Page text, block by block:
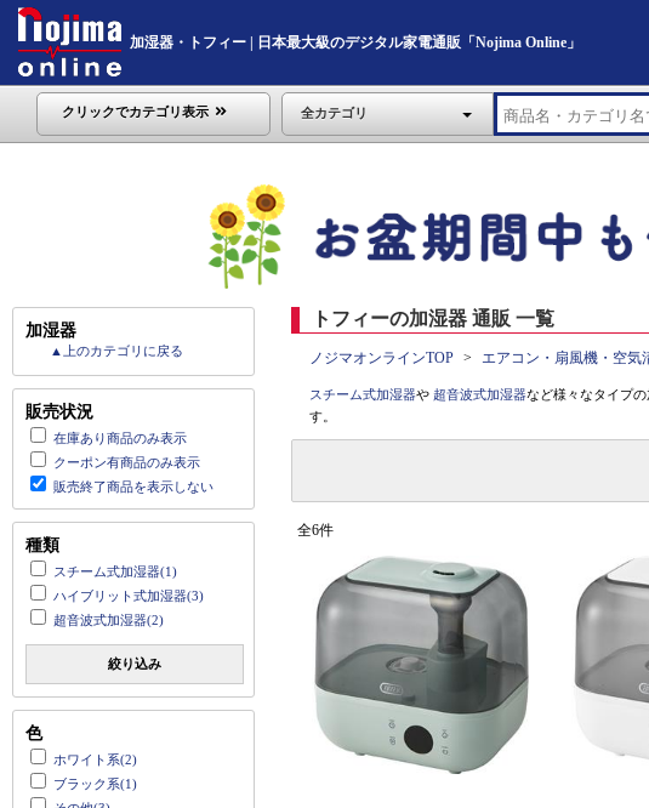
加湿器・トフィー | 日本最大級のデジタル家電通販「Nojima Online」
クリックでカテゴリ表示 全カテゴリ
加湿器
▲上のカテゴリに戻る
販売状況
在庫あり商品のみ表示
クーポン有商品のみ表示
販売終了商品を表示しない
種類
スチーム式加湿器(1)
ハイブリット式加湿器(3)
超音波式加湿器(2)
絞り込み
色
ホワイト系(2)
ブラック系(1)
トフィーの加湿器 通販 一覧
ノジマオンラインTOP エアコン・扇風機・空気
スチーム式加湿器や 超音波式加湿器など様々なタイプ
す。
全6件